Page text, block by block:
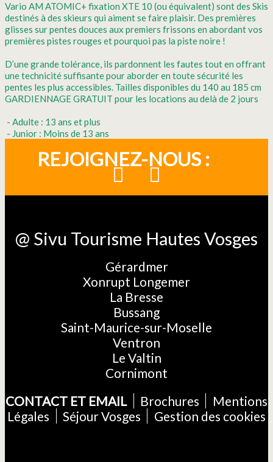
Vario AM ATOMIC+ fixation XTE 10 (ou équivalent) sont des Skis
destinés à des skieurs qui aiment se faire plaisir. Des premières
glisses sur pentes douces aux premiers frissons en abordant vos
premières pistes rouges et pourquoi pas la piste noire !
D’une grande tolérance, ils pardonnent les fautes tout en offrant
une technicité suffisante pour aborder en toute sécurité les
pentes les plus accessibles. Tailles disponibles du 140 au 185 cm
GARDIENNAGE GRATUIT pour les locations au delà de 2 jours
- Adulte : 13 ans et plus
- Junior : Moins de 13 ans
REJOIGNEZ-NOUS :
@ Sivu Tourisme Hautes Vosges
Gérardmer
Xonrupt Longemer
La Bresse
Bussang
Saint-Maurice-sur-Moselle
Ventron
Le Valtin
Cornimont
CONTACT ET EMAIL
Brochures
Mentions
Légales
Séjour Vosges Gestion des cookies